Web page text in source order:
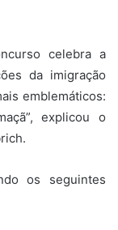
celebra a
da imigração
emblemáticos:
explicou o
os seguintes